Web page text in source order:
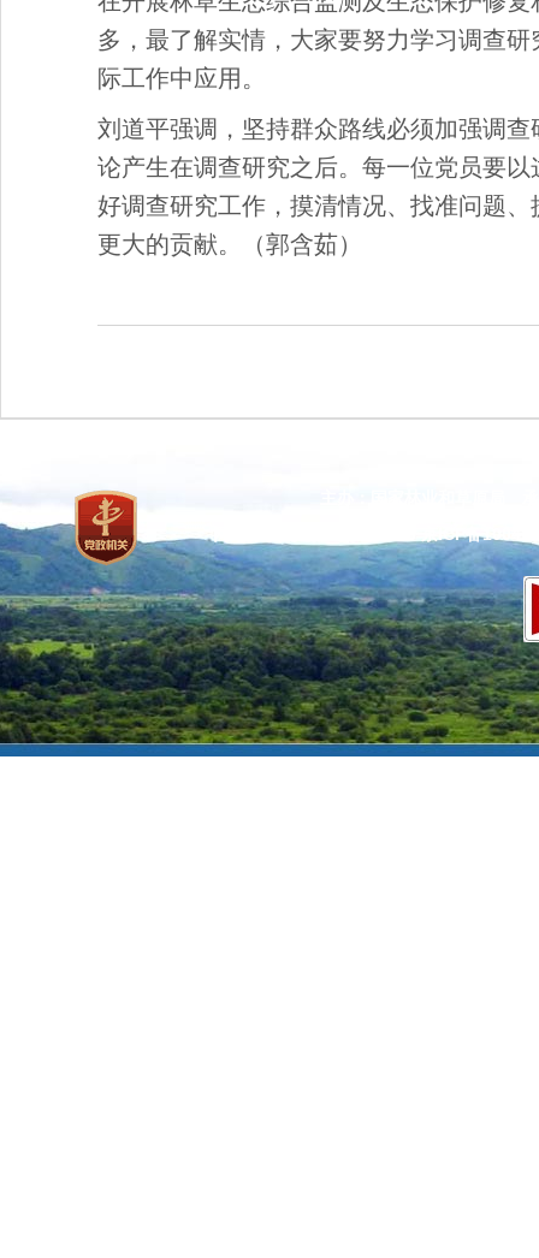
多，最了解实情，大家要努力学习调查
际工作中应用。
刘道平强调，坚持群众路线必须加强调
论产生在调查研究之后。每一位党员要
好调查研究工作，摸清情况、找准问题
更大的贡献。（郭含茹）
京ICP备